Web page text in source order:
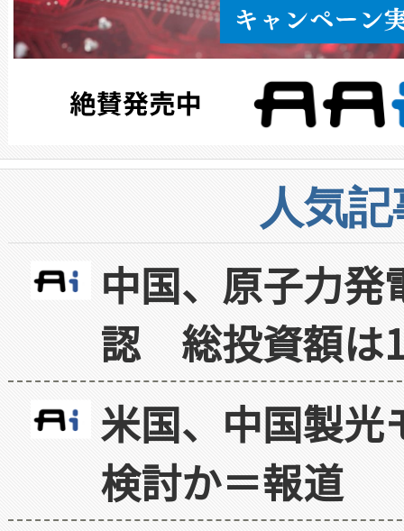
人気
中国、原子力
認 総投資額は
米国、中国製光
検討か＝報道